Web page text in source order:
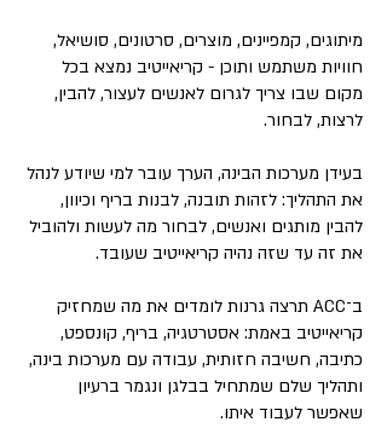
מיתוגים, קמפיינים, מוצרים, סרטונים, סושיאל,
חוויות משתמש ותוכן - קריאייטיב נמצא בכל
מקום שבו צריך לגרום לאנשים לעצור, להבין,
לרצות, לבחור.
בעידן מערכות הבינה, הערך עובר למי שיודע לנהל
את התהליך: לזהות תובנה, לבנות בריף וכיוון,
להבין מותגים ואנשים, לבחור מה לעשות ולהוביל
את זה עד שזה נהיה קריאייטיב שעובד.
ב־ACC תרצה גרנות לומדים את מה שמחזיק
קריאייטיב באמת: אסטרטגיה, בריף, קונספט,
כתיבה, חשיבה חזותית, עבודה עם מערכות בינה,
ותהליך שלם שמתחיל בבלגן ונגמר ברעיון
שאפשר לעבוד איתו.